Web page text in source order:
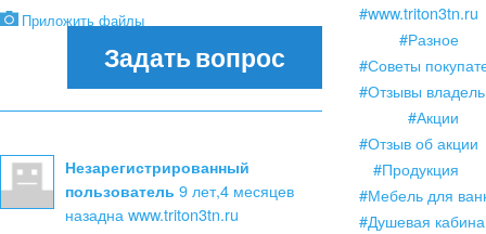
Приложить файлы
Задать вопрос
Незарегистрированный
пользователь 9 лет,4 месяцев
назадна www.triton3tn.ru
#www.triton3tn.ru
#Разное
#Советы
#Отзывы
#Акции
#Отзыв об акции
#Продукция
#Мебель для
#Душевая кабина